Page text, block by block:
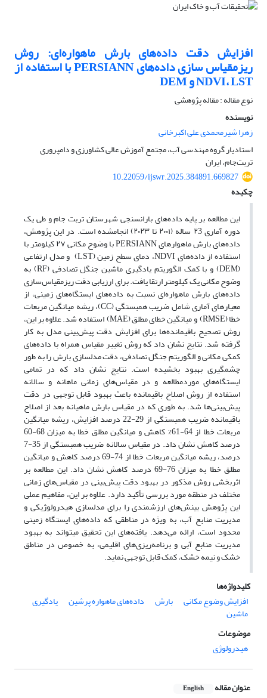
افزایش دقت داده‌های بارش ماهواره‌ای: روش
ریزمقیاس سازی داده‌های PERSIANN با استفاده از
NDVI، LST و DEM
نوع مقاله : مقاله پژوهشی
نویسنده
زهرا شیرمحمدی علی اکبرخانی
استادیار گروه مهندسی آب، مجتمع آموزش عالی کشاورزی و دامپروری
تربت‌جام، ایران
10.22059/ijswr.2025.384891.669827
چکیده
این مطالعه بر پایه داده‌های بارانسنجی شهرستان تربت جام و طی یک
دوره آماری ۲3 ساله (۲۰۰۱ تا ۲۰۲۳) انجامشده است. در این پژوهش،
داده‌های بارش ماهوارهای PERSIANN با وضوح مکانی ۲۷ کیلومتر با
استفاده از داده‌های NDVI، دمای سطح زمین (LST) و مدل ارتفاعی
(DEM) و با کمک الگوریتم یادگیری ماشین جنگل تصادفی (RF) به
وضوح مکانی یک کیلومتر ارتقا یافت. برای ارزیابی دقت ریزمقیاس‌سازی
داده‌های بارش ماهواره‌ای نسبت به داده‌های ایستگاه‌های زمینی، از
معیارهای آماری شامل ضریب همبستگی (CC)، ریشه میانگین مربعات
خطا (RMSE) و میانگین خطای مطلق (MAE) استفاده شد. علاوه بر این،
روش تصحیح باقیمانده‌ها برای افزایش دقت پیش‌بینی مدل به کار
گرفته شد. نتایج نشان داد که روش تغییر مقیاس همراه با داده‌های
کمکی مکانی و الگوریتم جنگل تصادفی، دقت مدلسازی بارش را به طور
چشمگیری بهبود بخشیده است. نتایج نشان داد که در تمامی
ایستگاه‌های موردمطالعه و در مقیاس‌های زمانی ماهانه و سالانه
استفاده از روش اصلاح باقیمانده باعث بهبود قابل توجهی در دقت
پیش‌بینی‌ها شد. به طوری که در مقیاس بارش ماهیانه بعد از اصلاح
باقیمانده ضریب همبستگی از 29-22 درصد افزایش، ریشه میانگین
مربعات خطا از 64-61% کاهش و میانگین مطلق خطا به میزان 68-60
درصد کاهش نشان داد. در مقیاس سالانه ضریب همبستگی از 35-7
درصد، ریشه میانگین مربعات خطا از 74-69 درصد کاهش و میانگین
مطلق خطا به میزان 76-69 درصد کاهش نشان داد. این مطالعه بر
اثربخشی روش مذکور در بهبود دقت پیش‌بینی در مقیاس‌های زمانی
مختلف در منطقه مورد بررسی تأکید دارد. علاوه بر این، مفاهیم عملی
این پژوهش بینش‌های ارزشمندی را برای مدلسازی هیدرولوژیکی و
مدیریت منابع آب، به ویژه در مناطقی که داده‌های ایستگاه زمینی
محدود است، ارائه می‌دهد. یافته‌های این تحقیق میتواند به بهبود
مدیریت منابع آبی و برنامه‌ریزی‌های اقلیمی، به خصوص در مناطق
خشک و نیمه خشک، کمک قابل توجهی نماید.
کلیدواژه‌ها
افزایش وضوع مکانی
بارش داده‌های ماهواره پرشین یادگیری
ماشین
موضوعات
هیدرولوژی
عنوان مقاله English